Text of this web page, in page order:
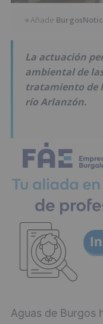
★Añade
La actuación
ambiental de
tratamiento de
río Arlanzón.
Aguas de Burgos